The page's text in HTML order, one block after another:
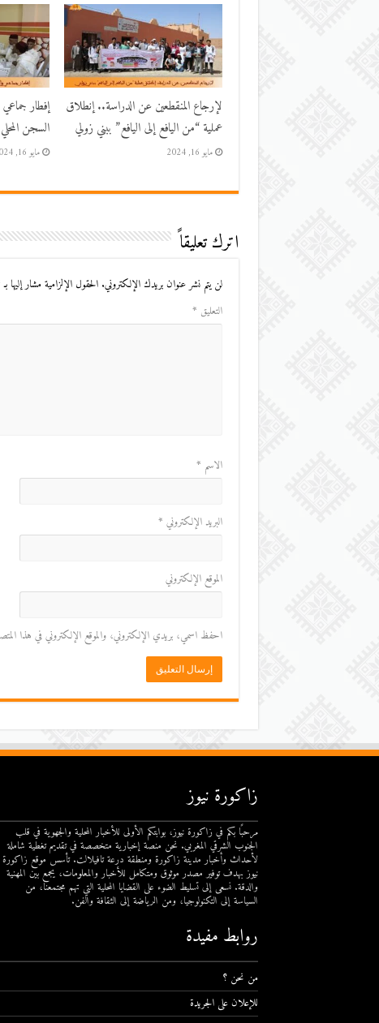
لإرجاع المنقطعين عن الدراسة.. إنطلاق
عملية “من اليافع إلى اليافع” ببني زولي
مايو 16, 2024
إفطار
السجن
مايو 16, 2024
اترك تعليقاً
لن يتم نشر عنوان بريدك الإلكتروني. الحقول الإلزامية مشار إليها بـ
التعليق *
الاسم *
البريد الإلكتروني *
الموقع الإلكتروني
احفظ اسمي، بريدي الإلكتروني، والموقع الإلكتروني في هذا
زاكورة نيوز
مرحبًا بكم في زاكورة نيوز، بوابتكم الأولى للأخبار المحلية والجهوية في قلب
الجنوب الشرقي المغربي. نحن منصة إخبارية متخصصة في تقديم تغطية شاملة
لأحداث وأخبار مدينة زاكورة ومنطقة درعة تافيلالت. تأسس موقع زاكورة
نيوز بهدف توفير مصدر موثوق ومتكامل للأخبار والمعلومات، يجمع بين المهنية
والدقة. نسعى إلى تسليط الضوء على القضايا المحلية التي تهم مجتمعنا، من
السياسة إلى التكنولوجيا، ومن الرياضة إلى الثقافة والفن.
روابط مفيدة
من نحن ؟
للإعلان على الجريدة